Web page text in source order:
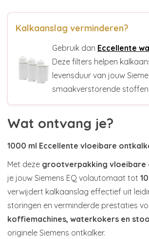
Kalkaanslag verminderen?
Gebruik dan Eccellente
Deze filters helpen
levensduur van jouw
smaakverstorende
Wat ontvang je?
1000 ml Eccellente vloeibare
Met deze grootverpakking vloeibare
je jouw Siemens EQ volautomaat tot
verwijdert kalkaanslag effectief uit
storingen en verminderde prestaties
koffiemachines, waterkokers en
originele Siemens ontkalker.